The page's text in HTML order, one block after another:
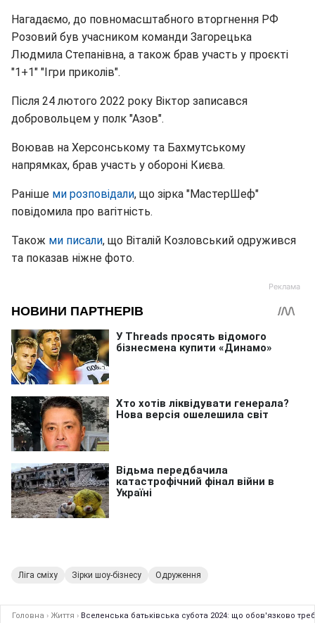
Нагадаємо, до повномасштабного вторгнення РФ
Розовий був учасником команди Загорецька
Людмила Степанівна, а також брав участь у проєкті
"1+1" "Ігри приколів".
Після 24 лютого 2022 року Віктор записався
добровольцем у полк "Азов".
Воював на Херсонському та Бахмутському
напрямках, брав участь у обороні Києва.
Раніше ми розповідали, що зірка "МастерШеф"
повідомила про вагітність.
Також ми писали, що Віталій Козловський одружився
та показав ніжне фото.
Ліга сміху Зірки шоу-бізнесу Одруження
Головна › Життя › Вселенська батьківська субота 2024: що обов'язково